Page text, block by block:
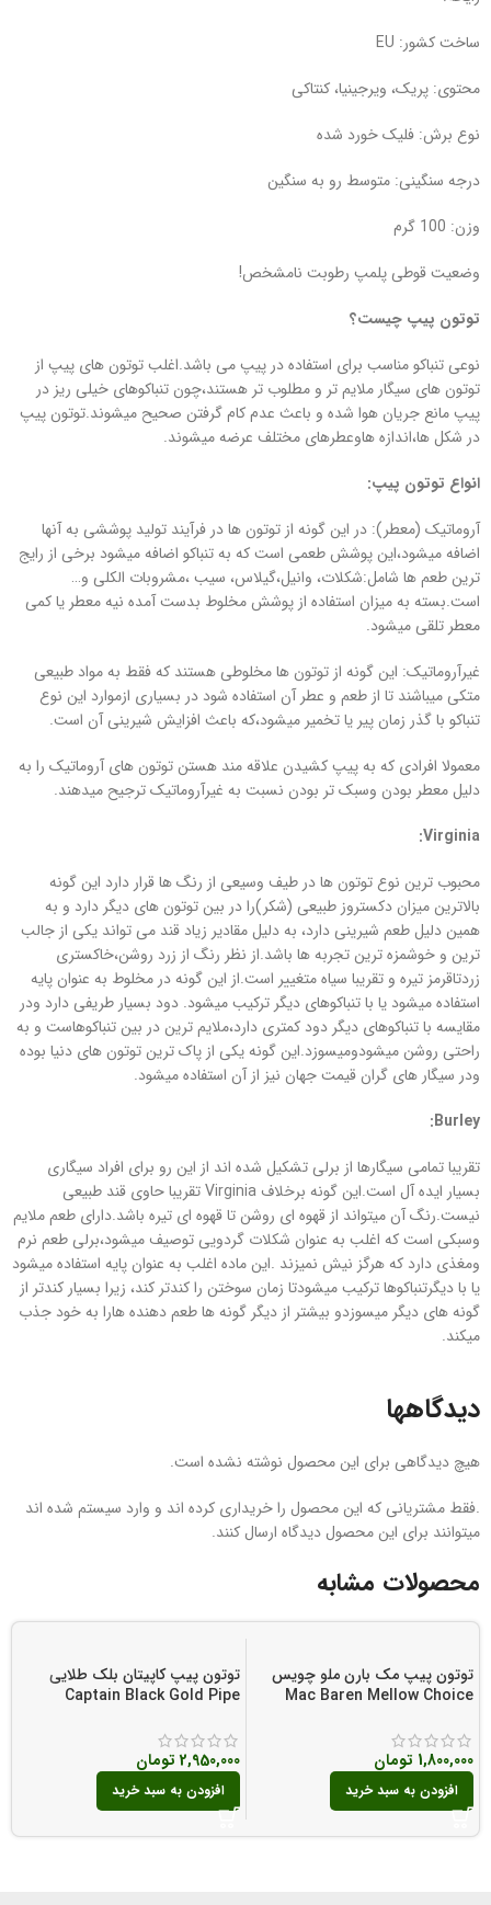
ساخت کشور: EU
محتوی: پریک، ویرجینیا، کنتاکی
نوع برش: فلیک خورد شده
درجه سنگینی: متوسط رو به سنگین
وزن: 100 گرم
وضعیت قوطی پلمپ رطوبت نامشخص!
توتون پیپ چیست؟
نوعی تنباکو مناسب برای استفاده در پیپ می باشد.اغلب توتون های پیپ از
توتون های سیگار ملایم تر و مطلوب تر هستند،چون تنباکوهای خیلی ریز در
پیپ مانع جریان هوا شده و باعث عدم کام گرفتن صحیح میشوند.توتون پیپ
در شکل ها،اندازه هاوعطرهای مختلف عرضه میشوند.
انواع توتون پیپ:
آروماتیک (معطر): در این گونه از توتون ها در فرآیند تولید پوششی به آنها
اضافه میشود،این پوشش طعمی است که به تنباکو اضافه میشود برخی از رایج
ترین طعم ها شامل:شکلات، وانیل،گیلاس، سیب ،مشروبات الکلی و…
است.بسته به میزان استفاده از پوشش مخلوط بدست آمده نیه معطر یا کمی
معطر تلقی میشود.
غیرآروماتیک: این گونه از توتون ها مخلوطی هستند که فقط به مواد طبیعی
متکی میباشند تا از طعم و عطر آن استفاده شود در بسیاری ازموارد این نوع
تنباکو با گذر زمان پیر یا تخمیر میشود،که باعث افزایش شیرینی آن است.
معمولا افرادی که به پیپ کشیدن علاقه مند هستن توتون های آروماتیک را به
دلیل معطر بودن وسبک تر بودن نسبت به غیرآروماتیک ترجیح میدهند.
Virginia
:
محبوب ترین نوع توتون ها در طیف وسیعی از رنگ ها قرار دارد این گونه
بالاترین میزان دکستروز طبیعی (شکر)را در بین توتون های دیگر دارد و به
همین دلیل طعم شیرینی دارد، به دلیل مقادیر زیاد قند می تواند یکی از جالب
ترین و خوشمزه ترین تجربه ها باشد.از نظر رنگ از زرد روشن،خاکستری
زردتاقرمز تیره و تقریبا سیاه متغییر است.از این گونه در مخلوط به عنوان پایه
استفاده میشود یا با تنباکوهای دیگر ترکیب میشود. دود بسیار طریفی دارد ودر
مقایسه با تنباکوهای دیگر دود کمتری دارد،ملایم ترین در بین تنباکوهاست و به
راحتی روشن میشودومیسوزد.این گونه یکی از پاک ترین توتون های دنیا بوده
ودر سیگار های گران قیمت جهان نیز از آن استفاده میشود.
Burley
:
تقریبا تمامی سیگارها از برلی تشکیل شده اند از این رو برای افراد سیگاری
بسیار ایده آل است.این گونه برخلاف Virginia تقریبا حاوی قند طبیعی
نیست.رنگ آن میتواند از قهوه ای روشن تا قهوه ای تیره باشد.دارای طعم ملایم
وسبکی است که اغلب به عنوان شکلات گردویی توصیف میشود،برلی طعم نرم
ومغذی دارد که هرگز نیش نمیزند .این ماده اغلب به عنوان پایه استفاده میشود
یا با دیگرتنباکوها ترکیب میشودتا زمان سوختن را کندتر کند، زیرا بسیار کندتر از
گونه های دیگر میسوزدو بیشتر از دیگر گونه ها طعم دهنده هارا به خود جذب
میکند.
دیدگاهها
هیچ دیدگاهی برای این محصول نوشته نشده است.
.فقط مشتریانی که این محصول را خریداری کرده اند و وارد سیستم شده اند
میتوانند برای این محصول دیدگاه ارسال کنند.
محصولات مشابه
توتون پیپ مک بارن ملو چویس
Mac Baren Mellow Choice
1,800,000 تومان
افزودن به سبد خرید
توتون پیپ کاپیتان بلک طلایی
Captain Black Gold Pipe
2,950,000 تومان
افزودن به سبد خرید